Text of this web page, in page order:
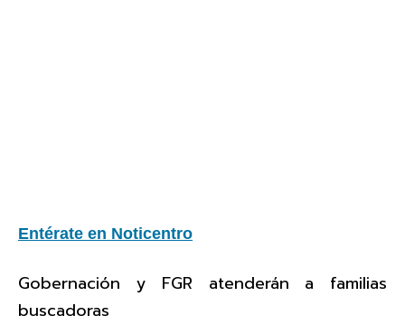
Entérate en Noticentro
Gobernación y FGR atenderán a familias
buscadoras